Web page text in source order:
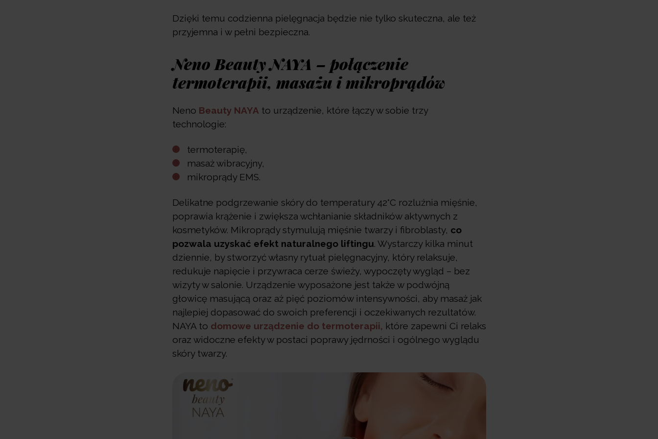
Dzięki temu codzienna pielęgnacja będzie nie tylko skuteczna, ale też
przyjemna i w pełni bezpieczna.
Neno Beauty NAYA – połączenie
termoterapii, masażu i mikroprądów
Neno Beauty NAYA to urządzenie, które łączy w sobie trzy
technologie:
termoterapię,
masaż wibracyjny,
mikroprądy EMS.
Delikatne podgrzewanie skóry do temperatury 42°C rozluźnia mięśnie,
poprawia krążenie i zwiększa wchłanianie składników aktywnych z
kosmetyków. Mikroprądy stymulują mięśnie twarzy i fibroblasty, co
pozwala uzyskać efekt naturalnego liftingu. Wystarczy kilka minut
dziennie, by stworzyć własny rytuał pielęgnacyjny, który relaksuje,
redukuje napięcie i przywraca cerze świeży, wypoczęty wygląd – bez
wizyty w salonie. Urządzenie wyposażone jest także w podwójną
głowicę masującą oraz aż pięć poziomów intensywności, aby masaż jak
najlepiej dopasować do swoich preferencji i oczekiwanych rezultatów.
NAYA to domowe urządzenie do termoterapii, które zapewni Ci relaks
oraz widoczne efekty w postaci poprawy jędrności i ogólnego wyglądu
skóry twarzy.